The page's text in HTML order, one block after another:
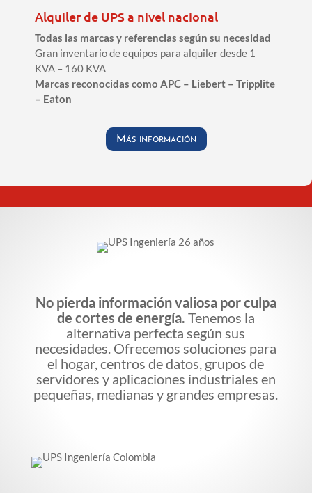
Alquiler de UPS a nivel nacional
Todas las marcas y referencias según su necesidad
Gran inventario de equipos para alquiler desde 1
KVA – 160 KVA
Marcas reconocidas como APC – Liebert – Tripplite
– Eaton
Más información
No pierda información valiosa por culpa
de cortes de energía. Tenemos la
alternativa perfecta según sus
necesidades. Ofrecemos soluciones para
el hogar, centros de datos, grupos de
servidores y aplicaciones industriales en
pequeñas, medianas y grandes empresas.